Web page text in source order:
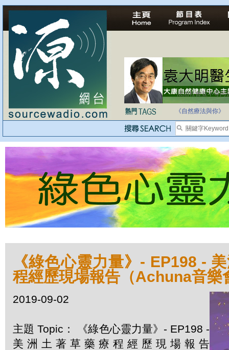
法治社會並不等同
自家教育合法化-
《自然療法與你》
《綠色心靈力量》- EP198 -
程經歷現場報告（Achuna音樂
2019-09-02
主題 Topic： 《綠色心靈力量》- EP198 -
美洲土著草藥療程經歷現場報告